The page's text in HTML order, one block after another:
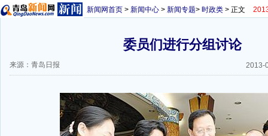
新闻网首页 > 新闻中心 > 新闻专题> 时政类 > 正文
委员们进行分组讨论
来源：青岛日报 2013-